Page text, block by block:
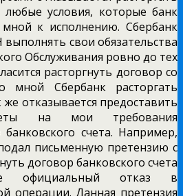
условия, которые банк
к исполнению. Сбербанк
свои обязательства
Обслуживания ровно до тех
расторгнуть договор со
Сбербанк расторгать
отказывается предоставить
на мои требования
банковского счета. Например,
письменную претензию с
договор банковского счета
официальный отказ в
операции. Данная претензия